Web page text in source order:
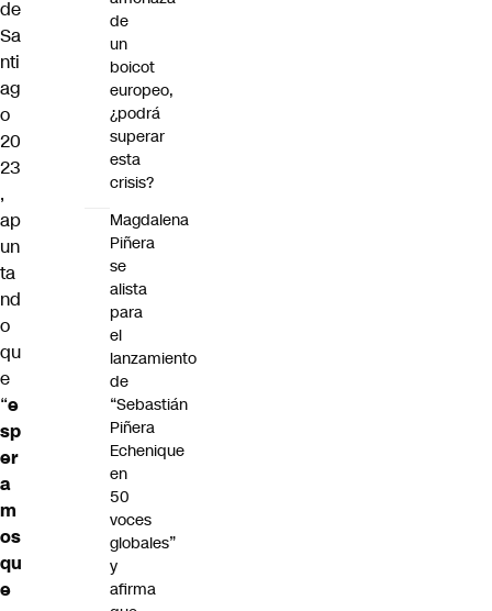
de
Sa
nti
ag
o
20
23
,
ap
un
ta
nd
o
qu
e
“e
sp
er
a
m
os
qu
e
de
un
boicot
europeo,
¿podrá
superar
esta
crisis?
Magdalena
Piñera
se
alista
para
el
lanzamiento
de
“Sebastián
Piñera
Echenique
en
50
voces
globales”
y
afirma